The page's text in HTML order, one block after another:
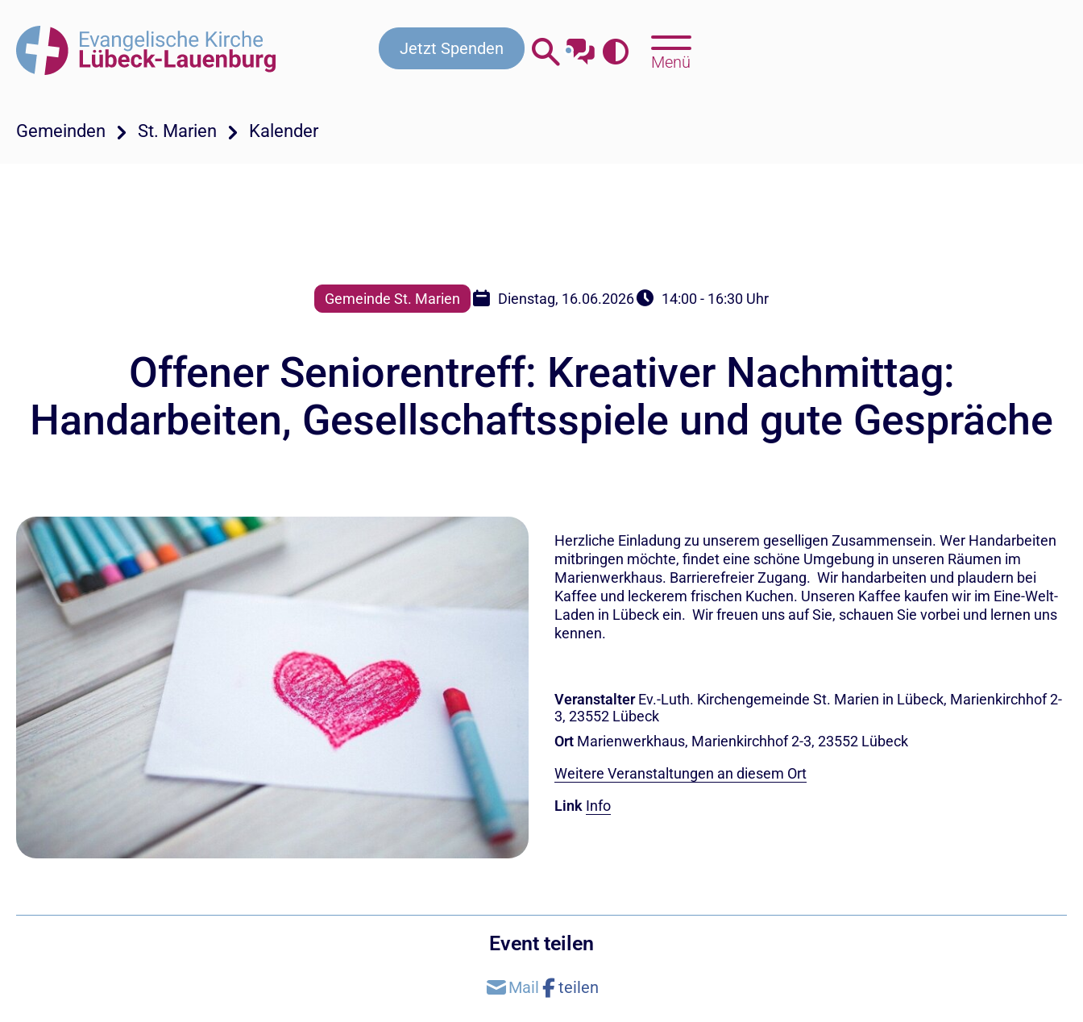
KontaktBeratung & HilfeGottesdienste
Jetzt Spenden
Menü
Gemeinden St. Marien Kalender
Gemeinde St. Marien Dienstag, 16.06.2026 14:00 - 16:30 Uhr
Offener Seniorentreff: Kreativer Nachmittag:
Handarbeiten, Gesellschaftsspiele und gute Gespräche
Herzliche Einladung zu unserem geselligen Zusammensein. Wer Handarbeiten
mitbringen möchte, findet eine schöne Umgebung in unseren Räumen im
Marienwerkhaus. Barrierefreier Zugang. Wir handarbeiten und plaudern bei
Kaffee und leckerem frischen Kuchen. Unseren Kaffee kaufen wir im Eine-Welt-
Laden in Lübeck ein. Wir freuen uns auf Sie, schauen Sie vorbei und lernen uns
kennen.
Veranstalter Ev.-Luth. Kirchengemeinde St. Marien in Lübeck, Marienkirchhof 2-
3, 23552 Lübeck
Ort Marienwerkhaus, Marienkirchhof 2-3, 23552 Lübeck
Weitere Veranstaltungen an diesem Ort
Link Info
Event teilen